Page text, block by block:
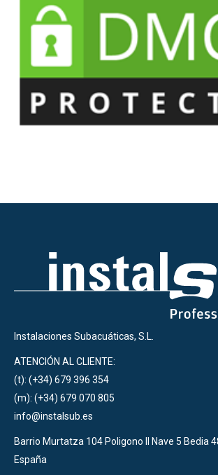
Instalaciones Subacuáticas, S.L.
ATENCIÓN AL CLIENTE:
(t): (+34) 679 396 354
(m): (+34) 679 070 805
info@instalsub.es
Barrio Murtatza 104 Poligono II Nave 5 Bedia
España